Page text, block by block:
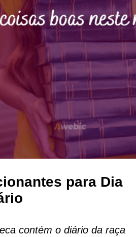
para Dia
contém o diário da raça